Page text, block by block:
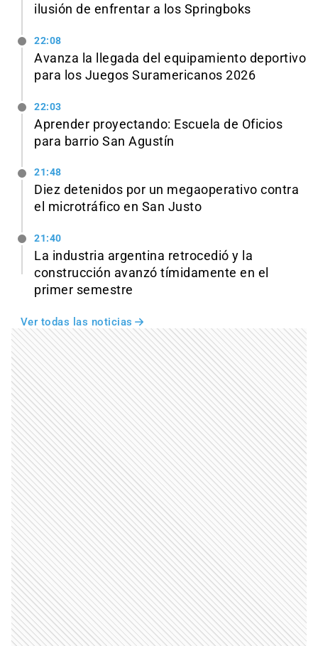
ilusión de enfrentar a los Springboks
22:08
Avanza la llegada del equipamiento deportivo
para los Juegos Suramericanos 2026
22:03
Aprender proyectando: Escuela de Oficios
para barrio San Agustín
21:48
Diez detenidos por un megaoperativo contra
el microtráfico en San Justo
21:40
La industria argentina retrocedió y la
construcción avanzó tímidamente en el
primer semestre
Ver todas las noticias